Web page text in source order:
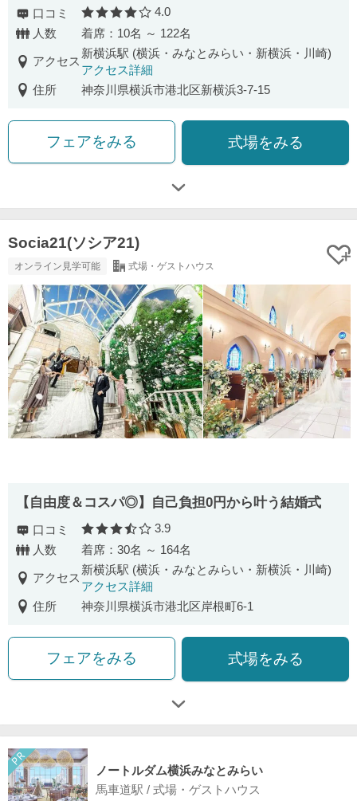
口コミ 口コミ評価
4.0
人数
着席：10名 ～ 122名
アクセス
新横浜駅 (横浜・みなとみらい・新横浜・川崎)
アクセス詳細
住所
神奈川県横浜市港北区新横浜3-7-15
フェアをみる 式場をみる
Socia21(ソシア21)
オンライン見学可能 式場・ゲストハウス
【自由度＆コスパ◎】自己負担0円から叶う結婚式
口コミ 口コミ評価
3.9
人数
着席：30名 ～ 164名
アクセス
新横浜駅 (横浜・みなとみらい・新横浜・川崎)
アクセス詳細
住所
神奈川県横浜市港北区岸根町6-1
フェアをみる 式場をみる
ノートルダム横浜みなとみらい
馬車道駅 / 式場・ゲストハウス